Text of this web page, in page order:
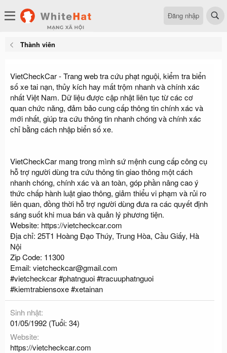
Đăng nhập
Thành viên
VietCheckCar - Trang web tra cứu phạt nguội, kiểm tra biển
số xe tai nạn, thủy kích hay mất trộm nhanh và chính xác
nhất Việt Nam. Dữ liệu được cập nhật liên tục từ các cơ
quan chức năng, đảm bảo cung cấp thông tin chính xác và
mới nhất, giúp tra cứu thông tin nhanh chóng và chính xác
chỉ bằng cách nhập biển số xe.
VietCheckCar mang trong mình sứ mệnh cung cấp công cụ
hỗ trợ người dùng tra cứu thông tin giao thông một cách
nhanh chóng, chính xác và an toàn, góp phần nâng cao ý
thức chấp hành luật giao thông, giảm thiểu vi phạm và rủi ro
liên quan, đồng thời hỗ trợ người dùng đưa ra các quyết định
sáng suốt khi mua bán và quản lý phương tiện.
Website: https://vietcheckcar.com
Địa chỉ: 25T1 Hoàng Đạo Thúy, Trung Hòa, Cầu Giấy, Hà
Nội
Zip Code: 11300
Email: vietcheckcar@gmail.com
#vietcheckcar #phatnguoi #tracuuphatnguoi
#kiemtrabiensoxe #xetainan
Sinh nhật
01/05/1992 (Tuổi: 34)
Website
https://vietcheckcar.com